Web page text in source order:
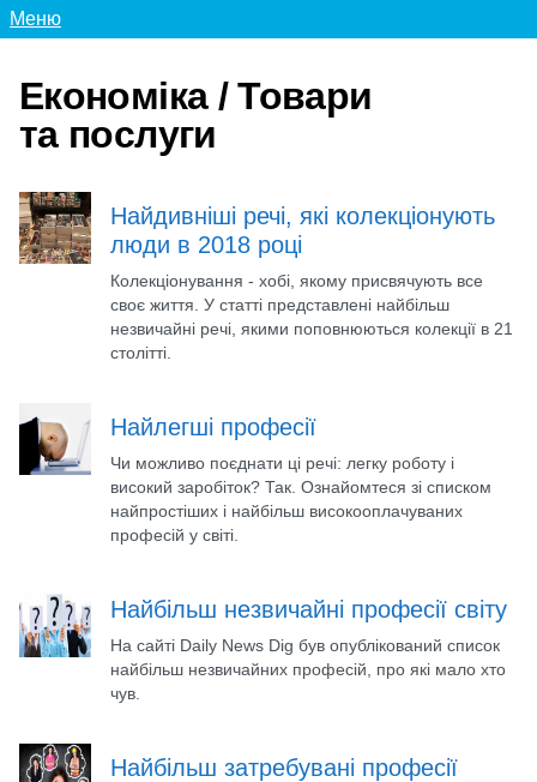
Меню
Економіка / Товари
та послуги
Найдивніші речі, які колекціонують
люди в 2018 році
Колекціонування - хобі, якому присвячують все
своє життя. У статті представлені найбільш
незвичайні речі, якими поповнюються колекції в 21
столітті.
Найлегші професії
Чи можливо поєднати ці речі: легку роботу і
високий заробіток? Так. Ознайомтеся зі списком
найпростіших і найбільш високооплачуваних
професій у світі.
Найбільш незвичайні професії світу
На сайті Daily News Dig був опублікований список
найбільш незвичайних професій, про які мало хто
чув.
Найбільш затребувані професії